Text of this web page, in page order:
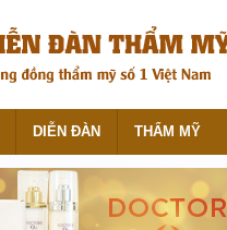
DIỄN ĐÀN THẨM MỸ